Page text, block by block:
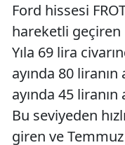
Ford hissesi
hareketli geçiren
Yıla 69 lira
ayında 80
ayında 45
Bu seviyeden
giren ve